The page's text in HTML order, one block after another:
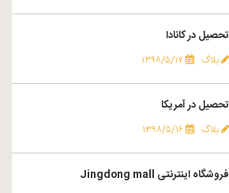
تحصیل در کانادا
بلاگ ۱۳۹۸/۵/۱۷
تحصیل در آمریکا
بلاگ ۱۳۹۸/۵/۱۶
فروشگاه اینترنتی Jingdong mall